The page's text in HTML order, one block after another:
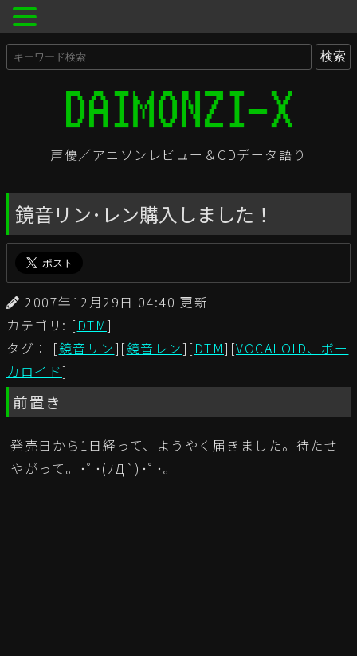
声優／アニソンレビュー＆CDデータ語り
鏡音リン･レン購入しました！
2007年12月29日 04:40 更新
カテゴリ: [DTM]
タグ： [鏡音リン][鏡音レン][DTM][VOCALOID、ボー
カロイド]
前置き
発売日から1日経って、ようやく届きました。待たせ
やがって。･ﾟ･(ﾉД`)･ﾟ･｡